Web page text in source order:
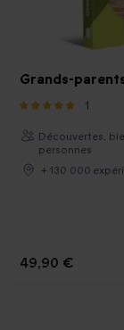
Grands-
1
Découvertes,
personnes
+ 130 000
49,90 €